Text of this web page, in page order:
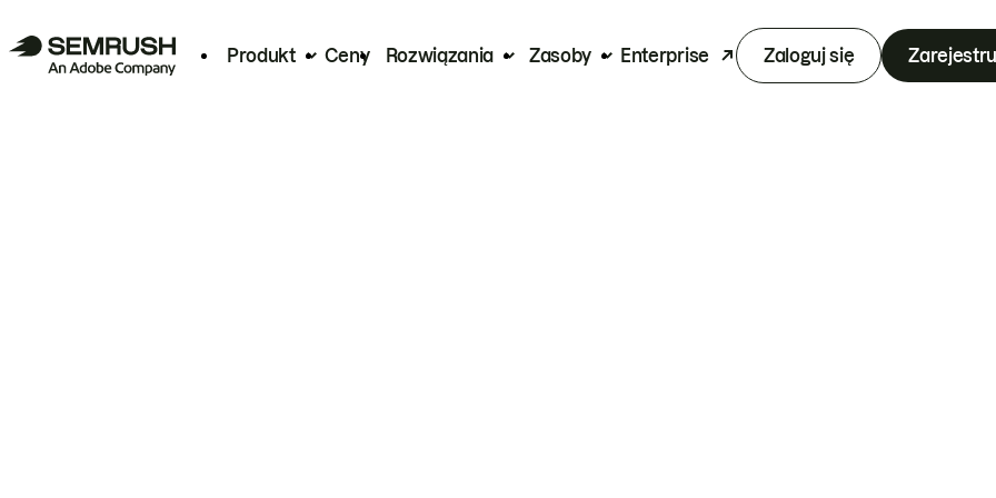
Produkt Ceny Rozwiązania Zasoby Enterprise Zaloguj się